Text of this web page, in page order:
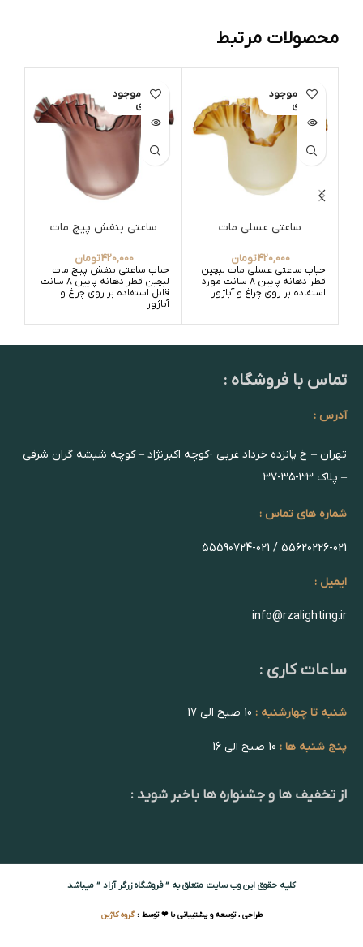
محصولات مرتبط
اتمام موجود
ی
ساعتی عسلی مات
420,000تومان
حباب ساعتی عسلی مات لبچین
قطر دهانه پایین 8 سانت مورد
استفاده بر روی چراغ و آباژور
اتمام موجود
ی
ساعتی بنفش پیچ مات
420,000تومان
حباب ساعتی بنفش پیچ مات
لبچین قطر دهانه پایین 8 سانت
قابل استفاده بر روی چراغ و
آباژور
تماس با فروشگاه :
آدرس :
تهران – خ پانزده خرداد غربی -کوچه اکبرنژاد – کوچه شیشه گران شرقی
– پلاک ۳۳-۳۵-۳۷
شماره های تماس :
55620226-021 / 55590724-021
ایمیل :
info@rzalighting.ir
ساعات کاری :
شنبه تا چهارشنبه :
پنج شنبه ها :
از تخفیف ها و جشنواره ها باخبر شوید :
کلیه حقوق این وب سایت متعلق به ” فروشگاه زرگر آزاد ” میباشد
طراحی ، توسعه و پشتیبانی با ❤ توسط :گروه کاژین